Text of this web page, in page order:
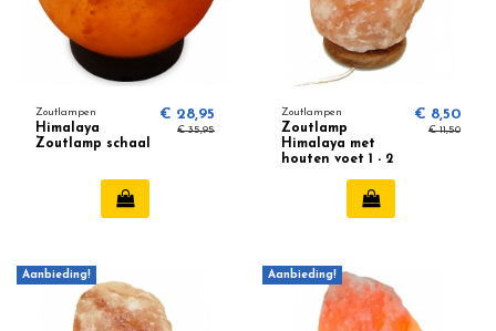
Zoutlampen
Himalaya
Zoutlamp schaal
€ 28,95
€ 35,95
Zoutlampen
Zoutlamp
Himalaya met
houten voet 1 - 2
€ 8,50
€ 11,50
Aanbieding! Aanbieding!